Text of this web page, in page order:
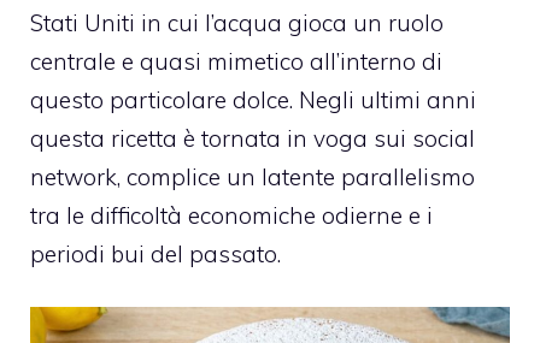
Stati Uniti in cui l’acqua gioca un ruolo
centrale e quasi mimetico all’interno di
questo particolare dolce. Negli ultimi anni
questa ricetta è tornata in voga sui social
network, complice un latente parallelismo
tra le difficoltà economiche odierne e i
periodi bui del passato.